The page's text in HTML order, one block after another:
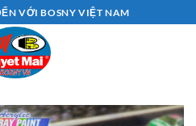
VỚI BOSNY VIỆT NAM